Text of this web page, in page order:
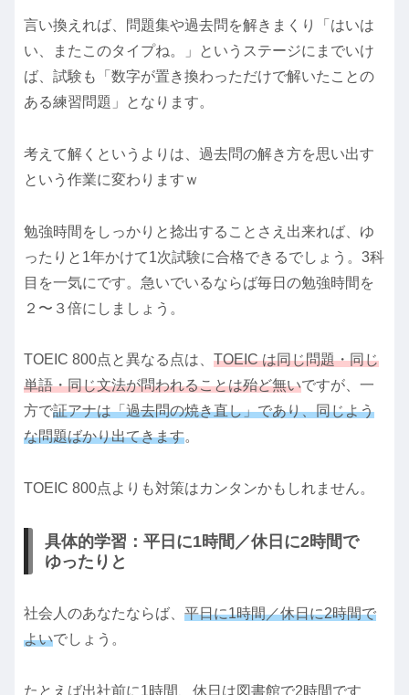
言い換えれば、問題集や過去問を解きまくり「はいは
い、またこのタイプね。」というステージにまでいけ
ば、試験も「数字が置き換わっただけで解いたことの
ある練習問題」となります。
考えて解くというよりは、過去問の解き方を思い出す
という作業に変わりますｗ
勉強時間をしっかりと捻出することさえ出来れば、ゆ
ったりと1年かけて1次試験に合格できるでしょう。3科
目を一気にです。急いでいるならば毎日の勉強時間を
２〜３倍にしましょう。
TOEIC 800点と異なる点は、 TOEIC は同じ問題・同じ
単語・同じ文法が問われることは殆ど無いですが、一
方で証アナは「過去問の焼き直し」であり、同じよう
な問題ばかり出てきます。
TOEIC 800点よりも対策はカンタンかもしれません。
具体的学習：平日に1時間／休日に2時間で
ゆったりと
社会人のあなたならば、 平日に1時間／休日に2時間で
よいでしょう。
たとえば出社前に1時間、休日は図書館で2時間です